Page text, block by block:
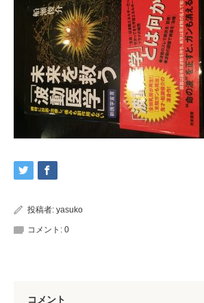
投稿者: yasuko
コメント: 0
コメント